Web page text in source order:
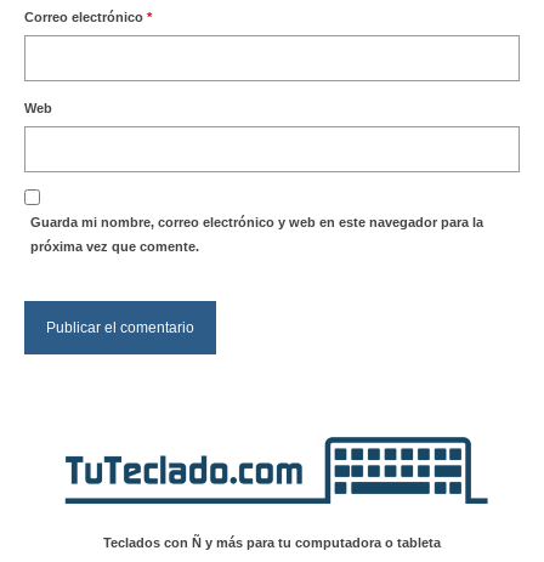
Correo electrónico *
Web
Guarda mi nombre, correo electrónico y web en este navegador para la
próxima vez que comente.
Teclados con Ñ y más para tu computadora o tableta